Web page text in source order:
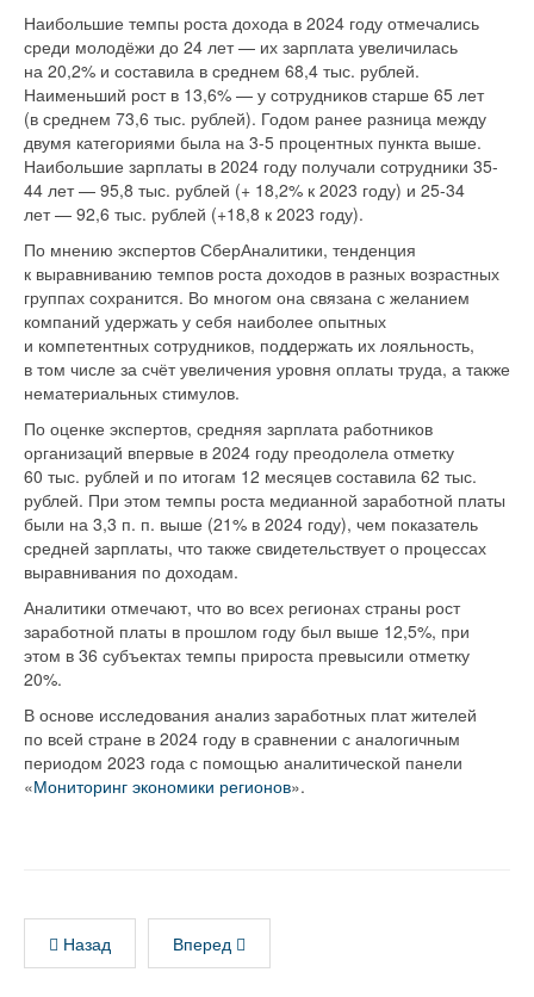
Наибольшие темпы роста дохода в 2024 году отмечались
среди молодёжи до 24 лет — их зарплата увеличилась
на 20,2% и составила в среднем 68,4 тыс. рублей.
Наименьший рост в 13,6% — у сотрудников старше 65 лет
(в среднем 73,6 тыс. рублей). Годом ранее разница между
двумя категориями была на 3-5 процентных пункта выше.
Наибольшие зарплаты в 2024 году получали сотрудники 35-
44 лет — 95,8 тыс. рублей (+ 18,2% к 2023 году) и 25-34
лет — 92,6 тыс. рублей (+18,8 к 2023 году).
По мнению экспертов СберАналитики, тенденция
к выравниванию темпов роста доходов в разных возрастных
группах сохранится. Во многом она связана с желанием
компаний удержать у себя наиболее опытных
и компетентных сотрудников, поддержать их лояльность,
в том числе за счёт увеличения уровня оплаты труда, а также
нематериальных стимулов.
По оценке экспертов, средняя зарплата работников
организаций впервые в 2024 году преодолела отметку
60 тыс. рублей и по итогам 12 месяцев составила 62 тыс.
рублей. При этом темпы роста медианной заработной платы
были на 3,3 п. п. выше (21% в 2024 году), чем показатель
средней зарплаты, что также свидетельствует о процессах
выравнивания по доходам.
Аналитики отмечают, что во всех регионах страны рост
заработной платы в прошлом году был выше 12,5%, при
этом в 36 субъектах темпы прироста превысили отметку
20%.
В основе исследования анализ заработных плат жителей
по всей стране в 2024 году в сравнении с аналогичным
периодом 2023 года с помощью аналитической панели
«Мониторинг экономики регионов».
Назад Вперед